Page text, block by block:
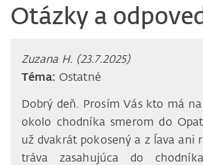
Otázky a
Zuzana H. (23.7.2025)
Téma: Ostatné
Dobrý deň. Prosím Vás kto má
okolo chodníka smerom do
už dvakrát pokosený a z ĺava ani
tráva zasahujúca do